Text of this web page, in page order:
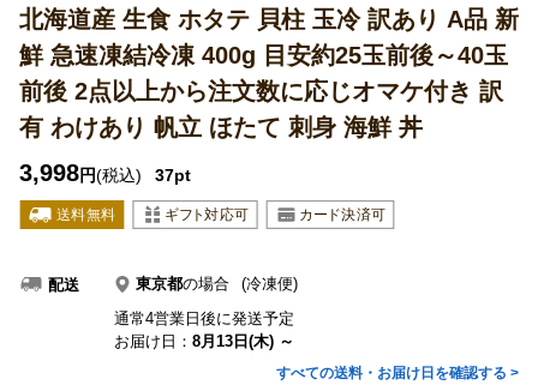
北海道産 生食 ホタテ 貝柱 玉冷 訳あり A品 新
鮮 急速凍結冷凍 400g 目安約25玉前後～40玉
前後 2点以上から注文数に応じオマケ付き 訳
有 わけあり 帆立 ほたて 刺身 海鮮 丼
3,998円(税込) 37pt
配送 東京都の場合
(冷凍便)
通常4営業日後に発送予定
お届け日： 8月13日(木) ～
すべての送料・お届け日を確認する >